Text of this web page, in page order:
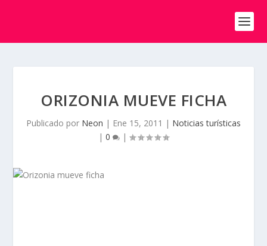
ORIZONIA MUEVE FICHA
Publicado por Neon | Ene 15, 2011 | Noticias turísticas
| 0 |